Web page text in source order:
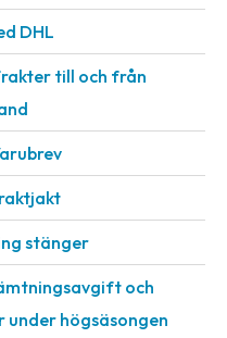
DHL
till och från
stänger
och
högsäsongen